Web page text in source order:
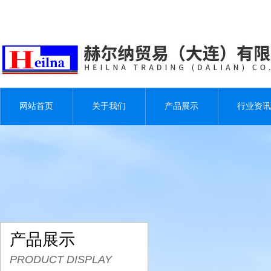
网站首页 关于我们 产品展示 行业资讯
产品展示
PRODUCT DISPLAY